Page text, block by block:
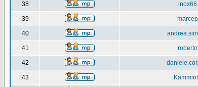
38 inox66
39 marcep
40
41 roberto
42
43